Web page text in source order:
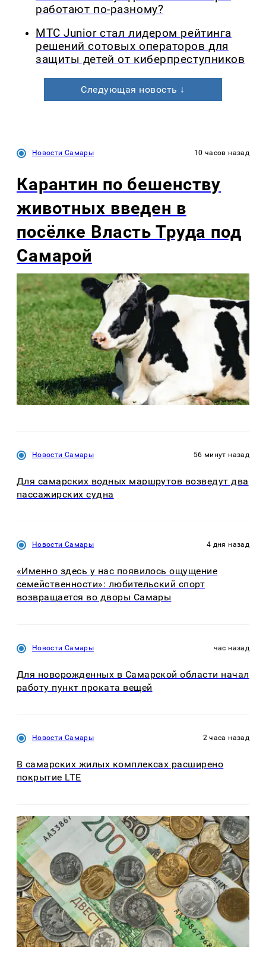
работают по-разному?
МТС Junior стал лидером рейтинга
решений сотовых операторов для
защиты детей от киберпреступников
Следующая новость ↓
Новости Самары 10 часов назад
Карантин по бешенству
животных введен в
посёлке Власть Труда под
Самарой
Новости Самары 56 минут назад
Для самарских водных маршрутов возведут два
пассажирских судна
Новости Самары 4 дня назад
«Именно здесь у нас появилось ощущение
семейственности»: любительский спорт
возвращается во дворы Самары
Новости Самары час назад
Для новорожденных в Самарской области начал
работу пункт проката вещей
Новости Самары 2 часа назад
В самарских жилых комплексах расширено
покрытие LTE